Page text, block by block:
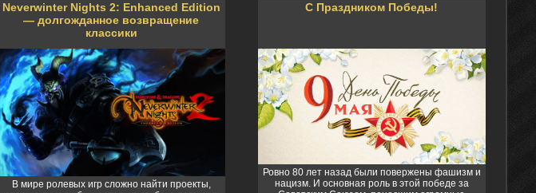
Neverwinter Nights 2: Enhanced Edition
— долгожданное возвращение
классики
В мире ролевых игр сложно найти проекты,
С Праздником Победы!
Ровно 80 лет назад были повержены фашизм и
нацизм. И основная роль в этой победе за